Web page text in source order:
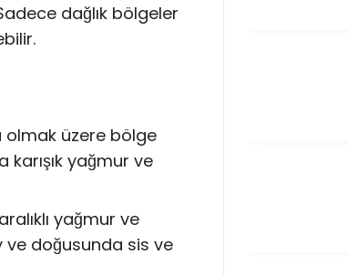
dağlık bölgeler
olmak üzere bölge
karışık yağmur ve
yağmur ve
ve doğusunda sis ve